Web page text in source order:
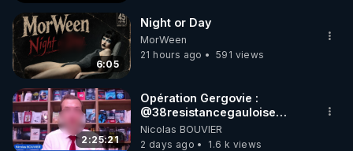
6:05
Night or Day
MorWeen
21 hours ago
591 views
2:25:21
Opération Gergovie :
‪@38resistancegauloise‬
‪@MarionSigautOfficiel‬
‪@gladysriifard5710‬ Laëtitia
Nicolas BOUVIER
2 days ago
1.6 k views